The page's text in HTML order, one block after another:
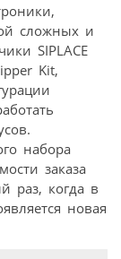
сложных и
SIPLACE
Kit,
набора
заказа
раз, когда в
новая